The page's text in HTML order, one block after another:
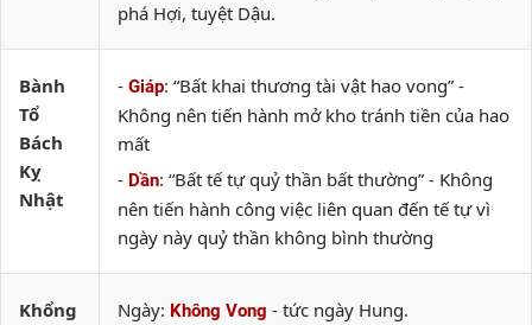
phá Hợi, tuyệt Dậu.
Bành
Tổ
Bách
Kỵ
Nhật
- Giáp: “Bất khai thương tài vật hao vong” -
Không nên tiến hành mở kho tránh tiền của hao
mất
- Dần: “Bất tế tự quỷ thần bất thường” - Không
nên tiến hành công việc liên quan đến tế tự vì
ngày này quỷ thần không bình thường
Khổng
Ngày: Không Vong - tức ngày Hung.